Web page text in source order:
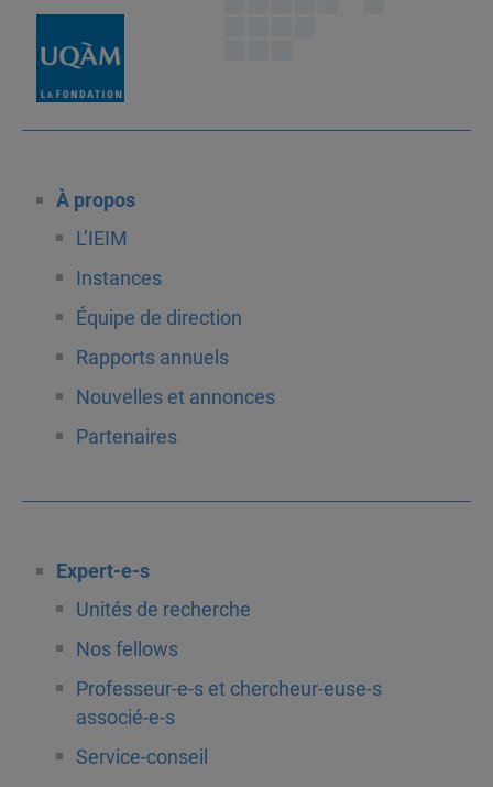
À propos
L’IEIM
Instances
Équipe de direction
Rapports annuels
Nouvelles et annonces
Partenaires
Expert-e-s
Unités de recherche
Nos fellows
Professeur-e-s et chercheur-euse-s
associé-e-s
Service-conseil